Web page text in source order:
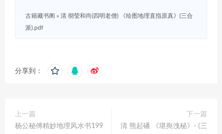
古籍藏书阁 » 清 彻莹和尚(四明老僧) 《绘图地理直指原真》(三合
派).pdf
分享到：
上一篇
杨公秘傅精妙地理风水书199
下一篇
清 熊起磻 《堪舆洩秘》- (三